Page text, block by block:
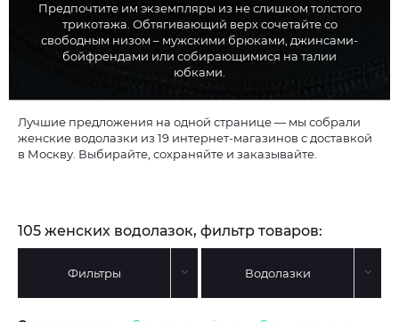
Предпочтите им экземпляры из не слишком толстого
трикотажа. Обтягивающий верх сочетайте со
свободным низом – мужскими брюками, джинсами-
бойфрендами или собирающимися на талии
юбками.
Лучшие предложения на одной странице — мы собрали
женские водолазки из 19 интернет-магазинов с доставкой
в Москву. Выбирайте, сохраняйте и заказывайте.
105 женских водолазок, фильтр товаров:
Фильтры Водолазки